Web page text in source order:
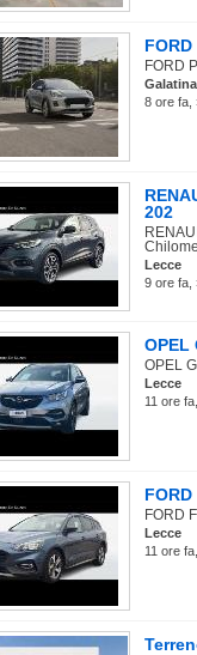
FORD
Galatina
8 ore fa,
202
Lecce
9 ore fa,
OPEL
OPEL
Lecce
11 ore
FORD
Lecce
11 ore